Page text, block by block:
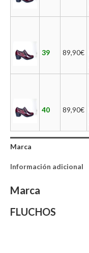
39 89,90€
40 89,90€
Marca
Información adicional
Marca
FLUCHOS